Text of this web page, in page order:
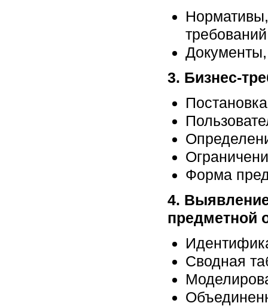
3. Бизнес-
Форма
4.
предметной
Сводная